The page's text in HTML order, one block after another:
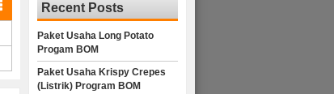
Recent Posts
Paket Usaha Long Potato
Progam BOM
Paket Usaha Krispy Crepes
(Listrik) Program BOM